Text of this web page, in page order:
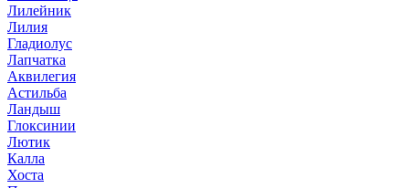
Лилейник
Лилия
Гладиолус
Лапчатка
Аквилегия
Астильба
Ландыш
Глоксинии
Лютик
Калла
Хоста